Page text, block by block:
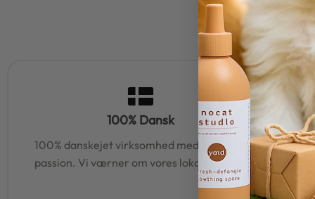
100% Dansk
100% danskejet virksomhed med hjerte og
passion. Vi værner om vores lokale rødder
95% af